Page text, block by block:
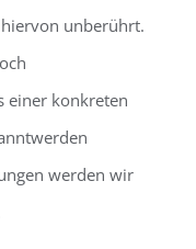
unberührt.
einer konkreten
werden wir